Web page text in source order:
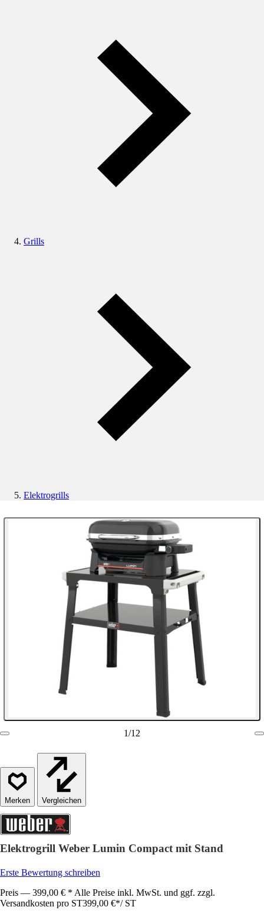
Grills
Elektrogrills
1/12
Vergleichen
Elektrogrill Weber Lumin Compact mit Stand
Erste Bewertung schreiben
Preis — 399,00 € * Alle Preise inkl. MwSt. und ggf. zzgl.
Versandkosten pro ST399,00 €*/ ST